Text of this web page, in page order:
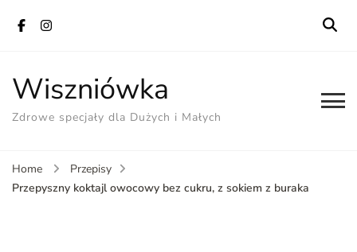
Wiszniówka
Zdrowe specjały dla Dużych i Małych
Home
Przepisy
Przepyszny koktajl owocowy bez cukru, z sokiem z buraka